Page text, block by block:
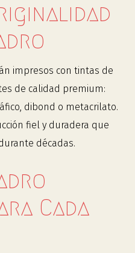
impresos con tintas de
de calidad premium:
dibond o metacrilato.
fiel y duradera que
décadas.
Cada